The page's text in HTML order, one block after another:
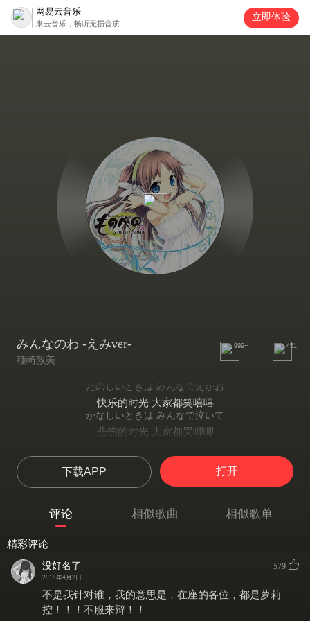
网易云音乐
来云音乐，畅听无损音质
立即体验
みんなのわ -えみver-
種崎敦美
999+ 451
たのしいときは みんなでえがお
快乐的时光 大家都笑嘻嘻
かなしいときは みんなで泣いて
悲伤的时光 大家都哭唧唧
小狗先生 猫咪小姐 兔子妹妹
むしさん おはなさん ようかいさんも
虫先生 小花小姐 妖怪弟弟
都手拉着手 连成一个圈
こでえるときは のはらでたき火
冻僵的时候 在草地上篝火
下载APP 打开
评论 相似歌曲 相似歌单
精彩评论
没好名了
2018年4月7日
579
不是我针对谁，我的意思是，在座的各位，都是萝莉
控！！！不服来辩！！